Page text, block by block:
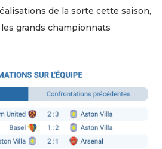
de la sorte cette saison,
grands championnats